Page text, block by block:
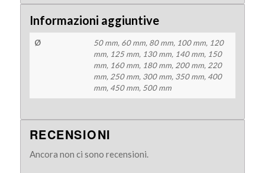
Informazioni aggiuntive
Ø
50 mm, 60 mm, 80 mm, 100 mm, 120
mm, 125 mm, 130 mm, 140 mm, 150
mm, 160 mm, 180 mm, 200 mm, 220
mm, 250 mm, 300 mm, 350 mm, 400
mm, 450 mm, 500 mm
RECENSIONI
Ancora non ci sono recensioni.